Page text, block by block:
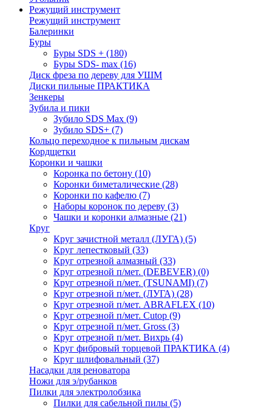
Режущий инструмент
Режущий инструмент
Балеринки
Буры
Буры SDS + (180)
Буры SDS- max (16)
Диск фреза по дереву для УШМ
Диски пильные ПРАКТИКА
Зенкеры
Зубила и пики
Зубило SDS Max (9)
Зубило SDS+ (7)
Кольцо переходное к пильным дискам
Кордщетки
Коронки и чашки
Коронка по бетону (10)
Коронки биметалические (28)
Коронки по кафелю (7)
Наборы коронок по дереву (3)
Чашки и коронки алмазные (21)
Круг
Круг зачистной металл (ЛУГА) (5)
Круг лепестковый (33)
Круг отрезной алмазный (33)
Круг отрезной п/мет. (DEBEVER) (0)
Круг отрезной п/мет. (TSUNAMI) (7)
Круг отрезной п/мет. (ЛУГА) (28)
Круг отрезной п/мет. ABRAFLEX (10)
Круг отрезной п/мет. Cutop (9)
Круг отрезной п/мет. Gross (3)
Круг отрезной п/мет. Вихрь (4)
Круг фибровый торцевой ПРАКТИКА (4)
Круг шлифовальный (37)
Насадки для реноватора
Ножи для э/рубанков
Пилки для электролобзика
Пилки для сабельной пилы (5)